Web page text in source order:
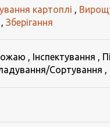
картоплі ,
, Зберігання
, Інспектування ,
Сортування ,